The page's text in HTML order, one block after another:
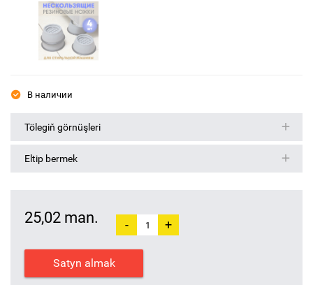
В наличии
Tölegiň görnüşleri
Eltip bermek
25,02 man. - +
Satyn almak